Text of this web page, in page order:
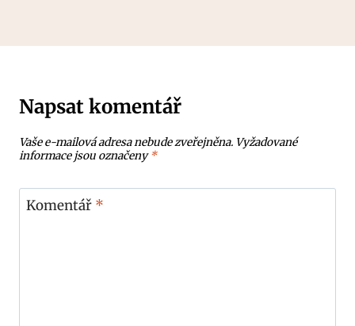
Napsat komentář
Vaše e-mailová adresa nebude zveřejněna. Vyžadované
informace jsou označeny*
Komentář *